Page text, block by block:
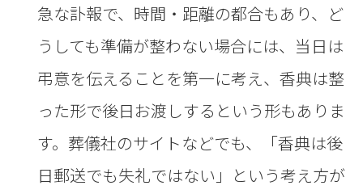
急な訃報で、時間・距離の都合もあり、ど
うしても準備が整わない場合には、当日は
弔意を伝えることを第一に考え、香典は整
った形で後日お渡しするという形もありま
す。葬儀社のサイトなどでも、「香典は後
日郵送でも失礼ではない」という考え方が